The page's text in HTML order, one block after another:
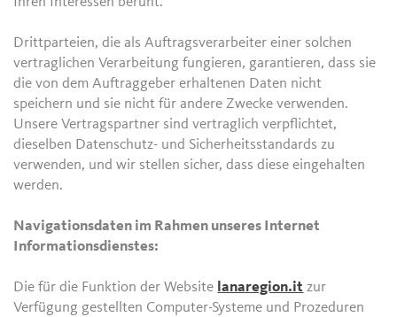
Drittparteien, die als Auftragsverarbeiter einer solchen
vertraglichen Verarbeitung fungieren, garantieren, dass sie
die von dem Auftraggeber erhaltenen Daten nicht
speichern und sie nicht für andere Zwecke verwenden.
Unsere Vertragspartner sind vertraglich verpflichtet,
dieselben Datenschutz- und Sicherheitsstandards zu
verwenden, und wir stellen sicher, dass diese eingehalten
werden.
Navigationsdaten im Rahmen unseres Internet
Informationsdienstes:
Die für die Funktion der Website lanaregion.it zur
Verfügung gestellten Computer-Systeme und Prozeduren